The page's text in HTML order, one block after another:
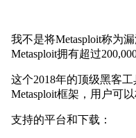
我不是将Metasploit称为
Metasploit拥有超过
这个2018年的顶级黑客
Metasploit框架，用户可
支持的平台和下载：